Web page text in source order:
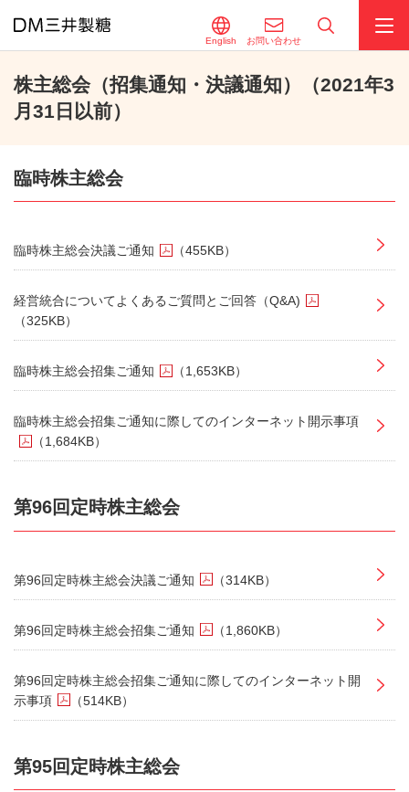
English お問い合わせ
株主総会（招集通知・決議通知）（2021年3
月31日以前）
臨時株主総会
臨時株主総会決議ご通知 （455KB）
経営統合についてよくあるご質問とご回答（Q&A)
（325KB）
臨時株主総会招集ご通知 （1,653KB）
臨時株主総会招集ご通知に際してのインターネット開示事項
（1,684KB）
第96回定時株主総会
第96回定時株主総会決議ご通知 （314KB）
第96回定時株主総会招集ご通知 （1,860KB）
第96回定時株主総会招集ご通知に際してのインターネット開
示事項
（514KB）
第95回定時株主総会